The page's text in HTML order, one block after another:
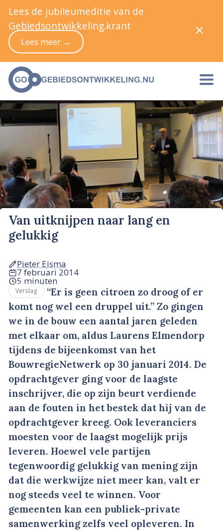
Van uitknijpen naar lang en
gelukkig
Pieter Eisma
7 februari 2014
5 minuten
Verslag
“Er is geen citroen zo droog of er
komt nog wel een druppel uit.” Zo gingen
we in de bouw een aantal jaren geleden
met elkaar om, aldus Laurens Elmendorp
tijdens de bijeenkomst van het
BouwregieNetwerk op 30 januari 2014. De
opdrachtgever ging voor de laagste
inschrijver, die op zijn beurt verdiende
aan de fouten in het bestek dat hij van de
opdrachtgever kreeg. Ook leveranciers
moesten voor de laagst mogelijk prijs
leveren. Hoewel vele partijen
tegenwoordig gelukkig van mening zijn
dat die werkwijze niet meer kan, valt er
nog steeds veel te winnen. Voor
gemeenten kan een publiek-private
samenwerking zelfs veel opleveren. In
Lees de jubileumeditie van de
Gebiedsontwikkeling.krant
Lees meer →